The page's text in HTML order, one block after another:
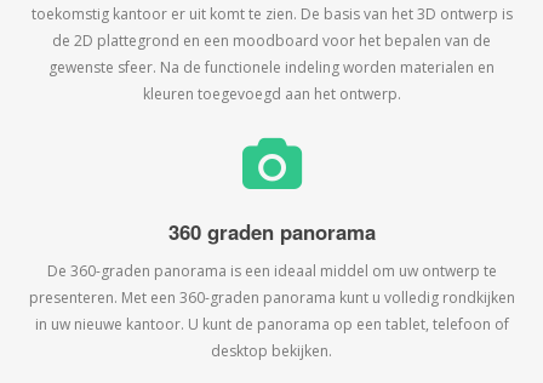
toekomstig kantoor er uit komt te zien. De basis van het 3D ontwerp is
de 2D plattegrond en een moodboard voor het bepalen van de
gewenste sfeer. Na de functionele indeling worden materialen en
kleuren toegevoegd aan het ontwerp.
360 graden panorama
De 360-graden panorama is een ideaal middel om uw ontwerp te
presenteren. Met een 360-graden panorama kunt u volledig rondkijken
in uw nieuwe kantoor. U kunt de panorama op een tablet, telefoon of
desktop bekijken.